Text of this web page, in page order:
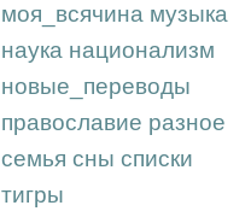
моя_всячина музыка
наука национализм
новые_переводы
православие разное
семья сны списки
тигры